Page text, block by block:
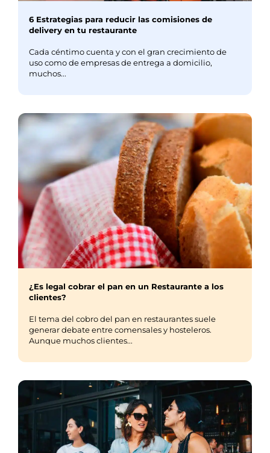
6 Estrategias para reducir las comisiones de
delivery en tu restaurante
Cada céntimo cuenta y con el gran crecimiento de
uso como de empresas de entrega a domicilio,
muchos...
¿Es legal cobrar el pan en un Restaurante a los
clientes?
El tema del cobro del pan en restaurantes suele
generar debate entre comensales y hosteleros.
Aunque muchos clientes...